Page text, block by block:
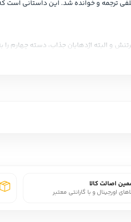
موجوداتی هوشمند با شخصیت‌های منحصر به فرد هستند
اصالت کالا
اورجینال و با گارانتی معتبر